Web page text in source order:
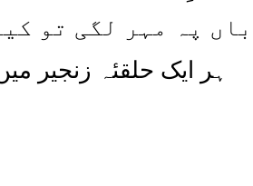
پہ مہر لگی تو
ہر ایک حلقئہ زنجیر